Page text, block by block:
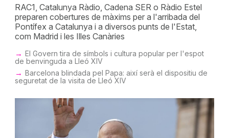
RAC1, Catalunya Ràdio, Cadena SER o Ràdio Estel
preparen cobertures de màxims per a l'arribada del
Pontífex a Catalunya i a diversos punts de l'Estat,
com Madrid i les Illes Canàries
El Govern tira de símbols i cultura popular per l'espot
de benvinguda a Lleó XIV
Barcelona blindada pel Papa: així serà el dispositiu de
seguretat de la visita de Lleó XIV